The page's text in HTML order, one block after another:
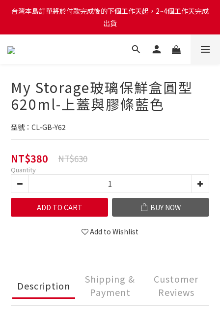
台灣本島訂單將於付款完成後的下個工作天起，2~4個工作天完成
出貨
台灣本島訂單將於付款完成後的下個工作天起，2~4個工作天完成
出貨
台灣本島消費滿$999免運費
台灣本島訂單將於付款完成後的下個工作天起，2~4個工作天完成
出貨
My Storage玻璃保鮮盒圓型
620ml-上蓋與膠條藍色
型號：CL-GB-Y62
NT$380 NT$630
Quantity
ADD TO CART BUY NOW
Add to Wishlist
Description
Shipping &
Payment
Customer
Reviews